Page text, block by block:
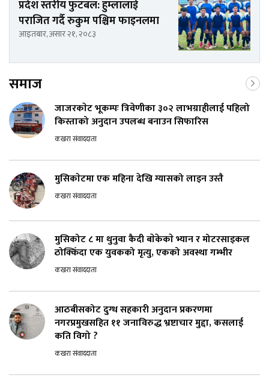
प्रदेश स्तरीय फुटबल: हुम्लालाई
पराजित गर्दै रुकुम पश्चिम फाइनलमा
आइतबार, असार २१, २०८३
समाज
जाजरकाेट भूकम्पः त्रिवेणीका ३०२ लाभग्राहीलाई पहिलो
किस्ताको अनुदान उपलब्ध बनाउन सिफारिस
कखरा संवाददाता
मुसिकाेटमा एक महिना देखि ग्यासको लाइन उस्तै
कखरा संवाददाता
मुसिकोट ८ मा थुनुवा कैदी बाेकेकाे भ्यान र मोटरसाइकल
ठोक्किँदा एक युवकको मृत्यु, एकको अवस्था गम्भीर
कखरा संवाददाता
आठबीसकोट दुग्ध सहकारी अनुदान प्रकरणमा
नगरप्रमुखसहित ११ जनाविरुद्ध भ्रष्टाचार मुद्दा, कसलाई
कति विगो ?
कखरा संवाददाता